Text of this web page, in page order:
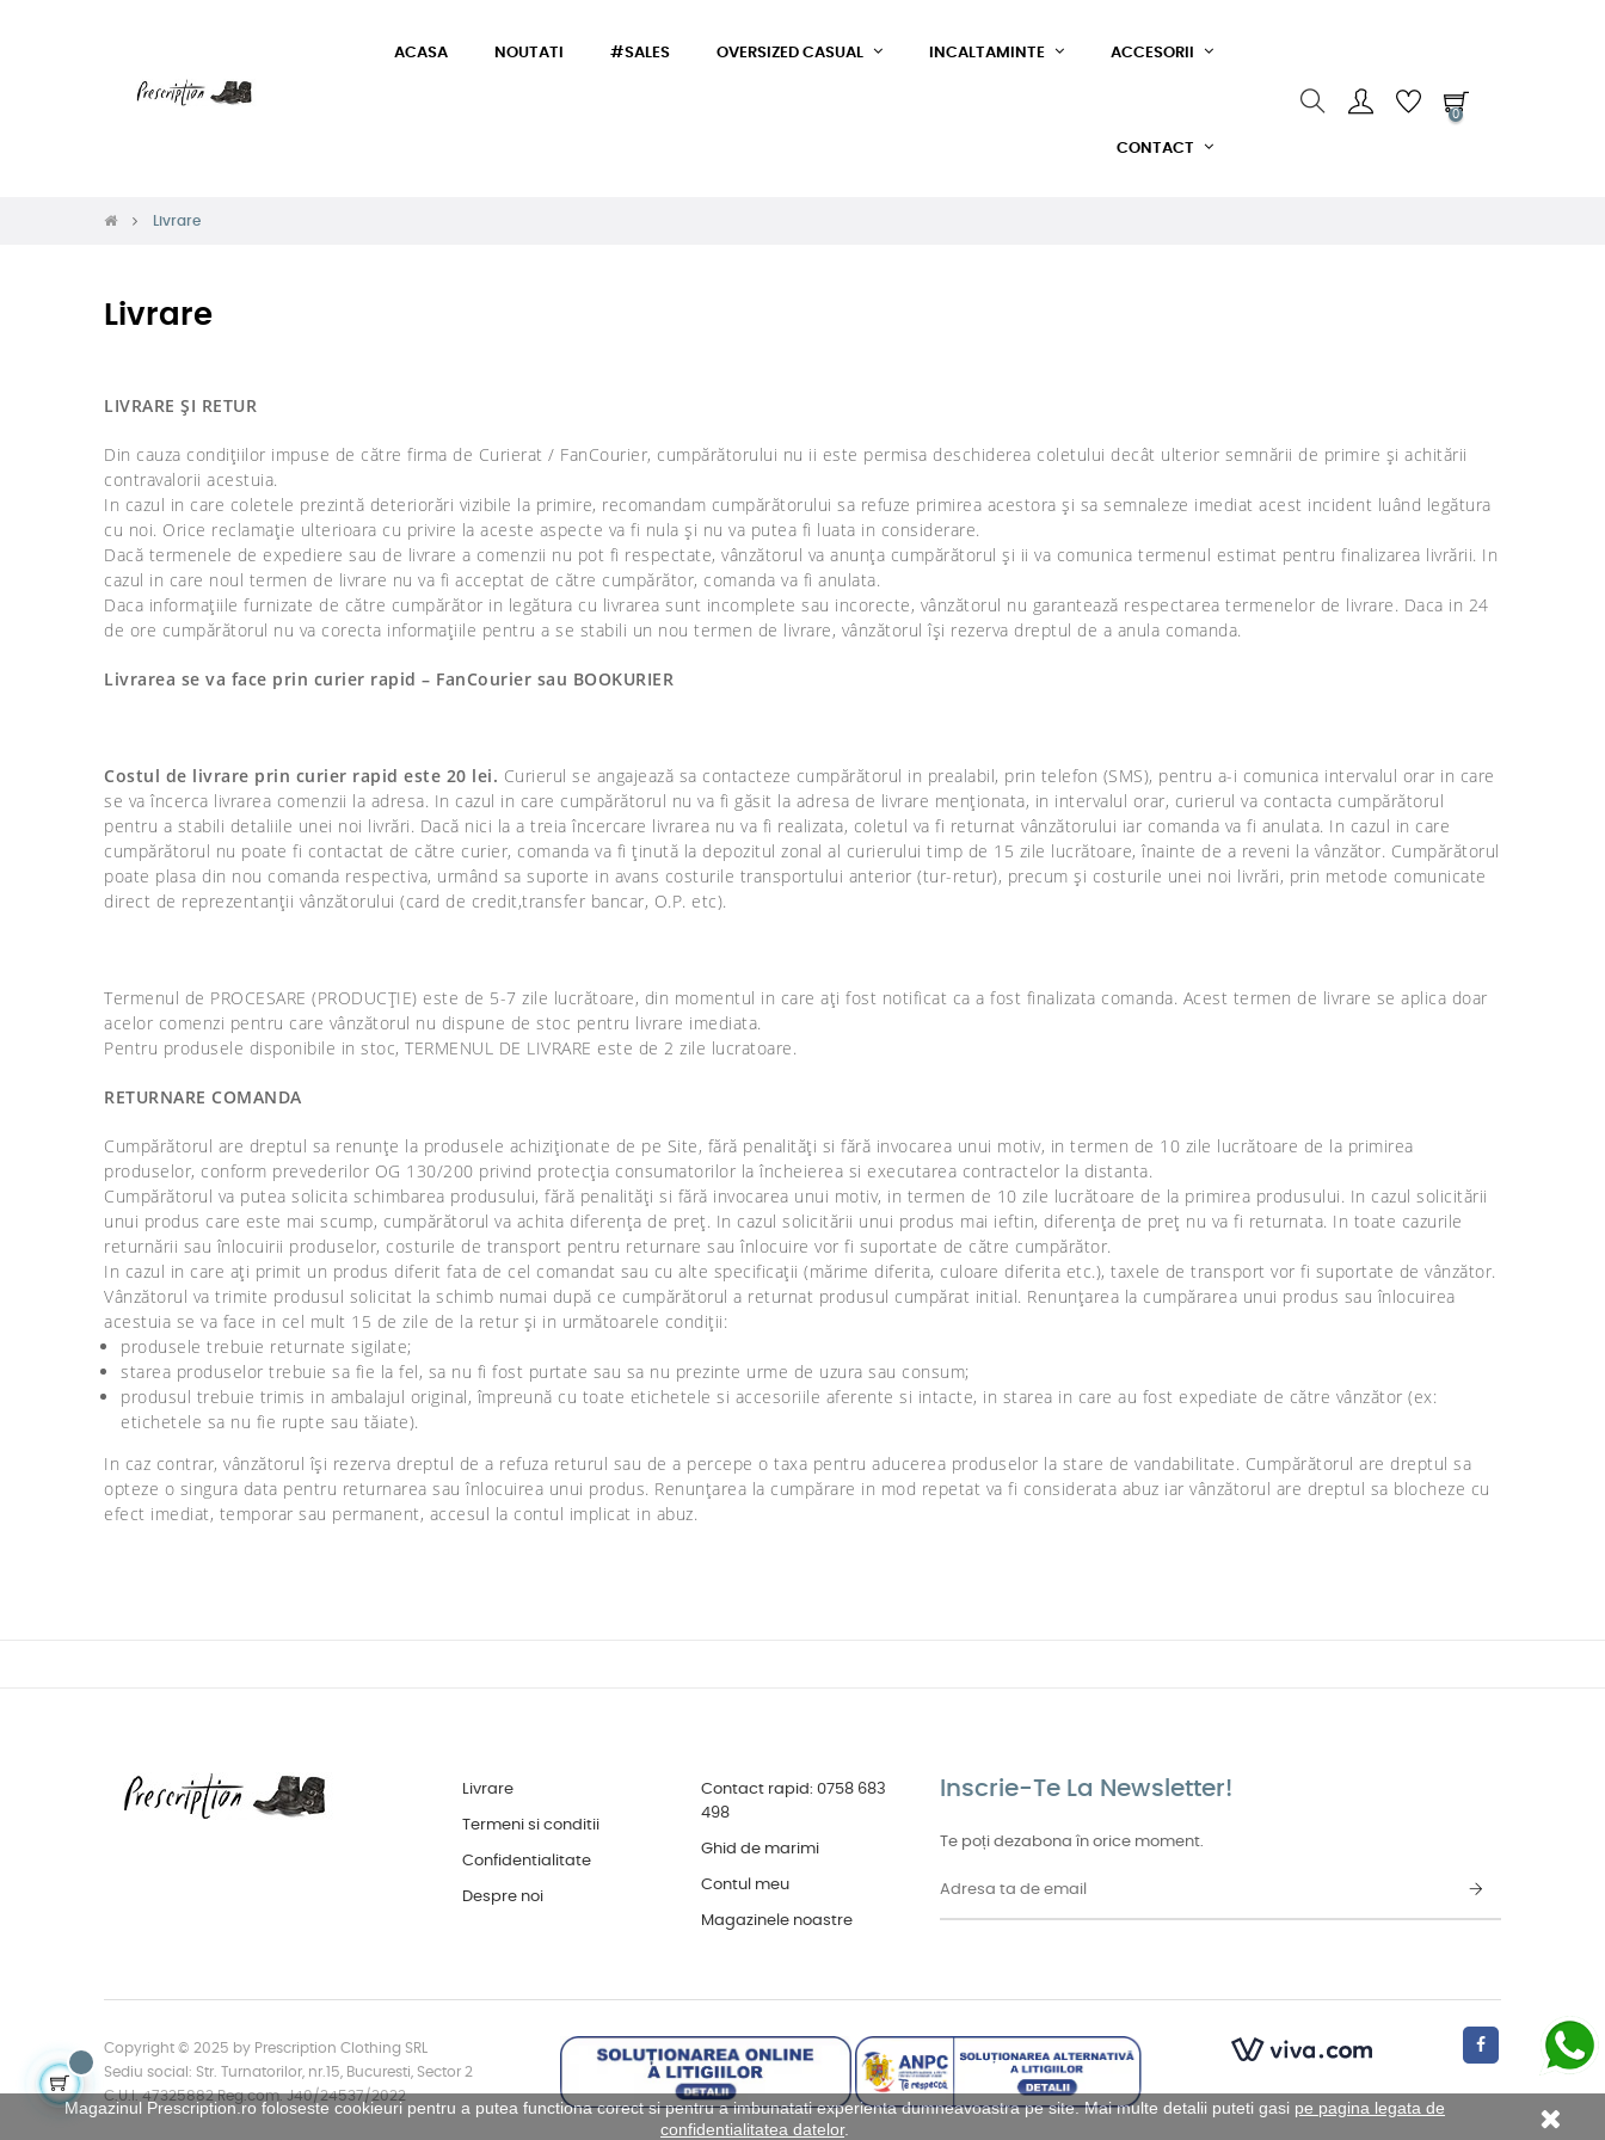
Magazinul Prescription.ro foloseste cookieuri pentru a putea functiona corect si pentru a imbunatati experienta dumneavoastra pe site. Mai multe detalii puteti gasi pe pagina legata de
confidentialitatea datelor.
ACASA NOUTATI #SALES OVERSIZED CASUAL INCALTAMINTE ACCESORII
CONTACT
0
Livrare
Livrare
LIVRARE ȘI RETUR
Din cauza condițiilor impuse de către firma de Curierat / FanCourier, cumpărătorului nu ii este permisa deschiderea coletului decât ulterior semnării de primire și achitării
contravalorii acestuia.
In cazul in care coletele prezintă deteriorări vizibile la primire, recomandam cumpărătorului sa refuze primirea acestora și sa semnaleze imediat acest incident luând legătura
cu noi. Orice reclamație ulterioara cu privire la aceste aspecte va fi nula și nu va putea fi luata in considerare.
Dacă termenele de expediere sau de livrare a comenzii nu pot fi respectate, vânzătorul va anunța cumpărătorul și ii va comunica termenul estimat pentru finalizarea livrării. In
cazul in care noul termen de livrare nu va fi acceptat de către cumpărător, comanda va fi anulata.
Daca informațiile furnizate de către cumpărător in legătura cu livrarea sunt incomplete sau incorecte, vânzătorul nu garantează respectarea termenelor de livrare. Daca in 24
de ore cumpărătorul nu va corecta informațiile pentru a se stabili un nou termen de livrare, vânzătorul își rezerva dreptul de a anula comanda.
Livrarea se va face prin curier rapid – FanCourier sau BOOKURIER
Costul de livrare prin curier rapid este 20 lei. Curierul se angajează sa contacteze cumpărătorul in prealabil, prin telefon (SMS), pentru a-i comunica intervalul orar in care
se va încerca livrarea comenzii la adresa. In cazul in care cumpărătorul nu va fi găsit la adresa de livrare menționata, in intervalul orar, curierul va contacta cumpărătorul
pentru a stabili detaliile unei noi livrări. Dacă nici la a treia încercare livrarea nu va fi realizata, coletul va fi returnat vânzătorului iar comanda va fi anulata. In cazul in care
cumpărătorul nu poate fi contactat de către curier, comanda va fi ținută la depozitul zonal al curierului timp de 15 zile lucrătoare, înainte de a reveni la vânzător. Cumpărătorul
poate plasa din nou comanda respectiva, urmând sa suporte in avans costurile transportului anterior (tur-retur), precum și costurile unei noi livrări, prin metode comunicate
direct de reprezentanții vânzătorului (card de credit,transfer bancar, O.P. etc).
Termenul de PROCESARE (PRODUCȚIE) este de 5-7 zile lucrătoare, din momentul in care ați fost notificat ca a fost finalizata comanda. Acest termen de livrare se aplica doar
acelor comenzi pentru care vânzătorul nu dispune de stoc pentru livrare imediata.
Pentru produsele disponibile in stoc, TERMENUL DE LIVRARE este de 2 zile lucratoare.
RETURNARE COMANDA
Cumpărătorul are dreptul sa renunțe la produsele achiziționate de pe Site, fără penalități si fără invocarea unui motiv, in termen de 10 zile lucrătoare de la primirea
produselor, conform prevederilor OG 130/200 privind protecția consumatorilor la încheierea si executarea contractelor la distanta.
Cumpărătorul va putea solicita schimbarea produsului, fără penalități si fără invocarea unui motiv, in termen de 10 zile lucrătoare de la primirea produsului. In cazul solicitării
unui produs care este mai scump, cumpărătorul va achita diferența de preț. In cazul solicitării unui produs mai ieftin, diferența de preț nu va fi returnata. In toate cazurile
returnării sau înlocuirii produselor, costurile de transport pentru returnare sau înlocuire vor fi suportate de către cumpărător.
In cazul in care ați primit un produs diferit fata de cel comandat sau cu alte specificații (mărime diferita, culoare diferita etc.), taxele de transport vor fi suportate de vânzător.
Vânzătorul va trimite produsul solicitat la schimb numai după ce cumpărătorul a returnat produsul cumpărat initial. Renunțarea la cumpărarea unui produs sau înlocuirea
acestuia se va face in cel mult 15 de zile de la retur și in următoarele condiții:
produsele trebuie returnate sigilate;
starea produselor trebuie sa fie la fel, sa nu fi fost purtate sau sa nu prezinte urme de uzura sau consum;
produsul trebuie trimis in ambalajul original, împreună cu toate etichetele si accesoriile aferente si intacte, in starea in care au fost expediate de către vânzător (ex:
etichetele sa nu fie rupte sau tăiate).
In caz contrar, vânzătorul își rezerva dreptul de a refuza returul sau de a percepe o taxa pentru aducerea produselor la stare de vandabilitate. Cumpărătorul are dreptul sa
opteze o singura data pentru returnarea sau înlocuirea unui produs. Renunțarea la cumpărare in mod repetat va fi considerata abuz iar vânzătorul are dreptul sa blocheze cu
efect imediat, temporar sau permanent, accesul la contul implicat in abuz.
Livrare
Termeni si conditii
Confidentialitate
Despre noi
Contact rapid: 0758 683
498
Ghid de marimi
Contul meu
Magazinele noastre
Inscrie-Te La Newsletter!
Te poți dezabona în orice moment.
Copyright © 2025 by Prescription Clothing SRL
Sediu social: Str. Turnatorilor, nr.15, Bucuresti, Sector 2
C.U.I. 47325882 Reg.com. J40/24537/2022